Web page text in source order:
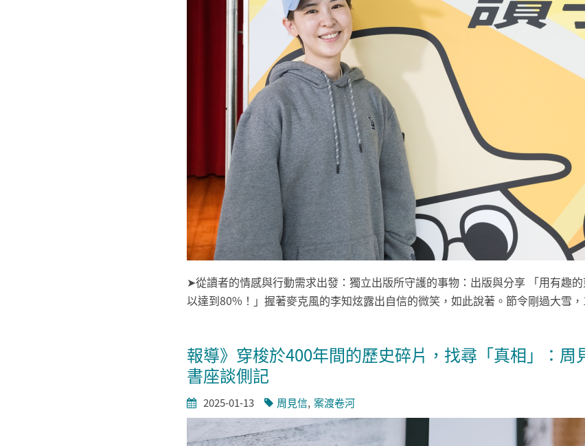
➤從讀者的情感與行動需求出發：獨立出版所守護的事物：出版與分享 「用有趣
以達到80%！」握著麥克風的李知炫露出自信的微笑，如此說著。節令剛過大雪
報導》穿梭於400年間的歷史碎片，找尋「真相」：周
書座談側記
2025-01-13 周見信 案渡卷河